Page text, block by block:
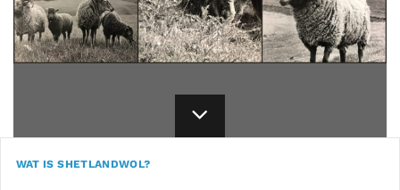
WAT IS SHETLANDWOL?